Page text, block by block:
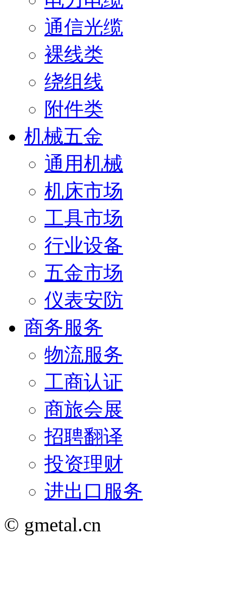
通信光缆
裸线类
绕组线
附件类
机械五金
通用机械
机床市场
工具市场
行业设备
五金市场
仪表安防
商务服务
物流服务
工商认证
商旅会展
招聘翻译
投资理财
进出口服务
© gmetal.cn